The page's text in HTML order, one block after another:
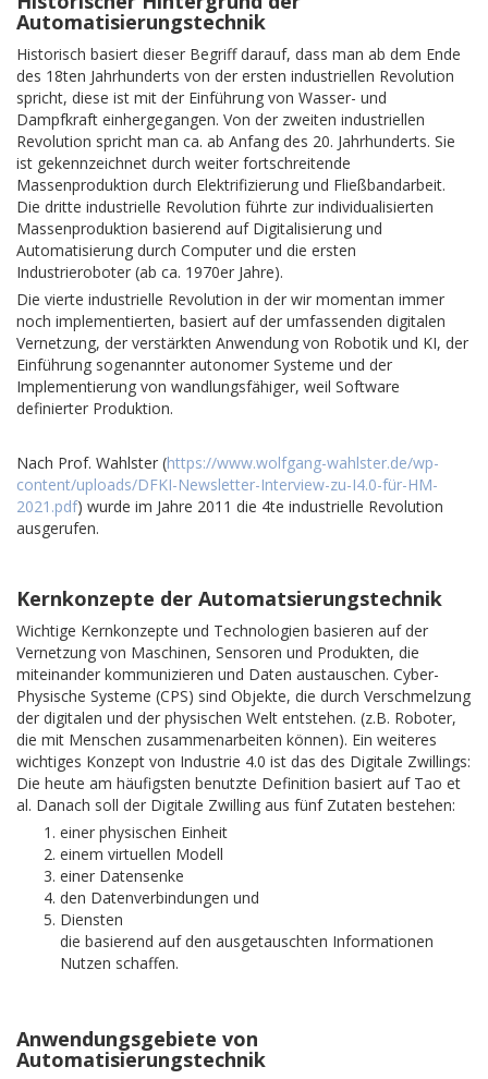
Automatisierungstechnik
Historisch basiert dieser Begriff darauf, dass man ab dem Ende
des 18ten Jahrhunderts von der ersten industriellen Revolution
spricht, diese ist mit der Einführung von Wasser- und
Dampfkraft einhergegangen. Von der zweiten industriellen
Revolution spricht man ca. ab Anfang des 20. Jahrhunderts. Sie
ist gekennzeichnet durch weiter fortschreitende
Massenproduktion durch Elektrifizierung und Fließbandarbeit.
Die dritte industrielle Revolution führte zur individualisierten
Massenproduktion basierend auf Digitalisierung und
Automatisierung durch Computer und die ersten
Industrieroboter (ab ca. 1970er Jahre).
Die vierte industrielle Revolution in der wir momentan immer
noch implementierten, basiert auf der umfassenden digitalen
Vernetzung, der verstärkten Anwendung von Robotik und KI, der
Einführung sogenannter autonomer Systeme und der
Implementierung von wandlungsfähiger, weil Software
definierter Produktion.
Nach Prof. Wahlster (https://www.wolfgang-wahlster.de/wp-
content/uploads/DFKI-Newsletter-Interview-zu-I4.0-für-HM-
2021.pdf) wurde im Jahre 2011 die 4te industrielle Revolution
ausgerufen.
Kernkonzepte der Automatsierungstechnik
Wichtige Kernkonzepte und Technologien basieren auf der
Vernetzung von Maschinen, Sensoren und Produkten, die
miteinander kommunizieren und Daten austauschen. Cyber-
Physische Systeme (CPS) sind Objekte, die durch Verschmelzung
der digitalen und der physischen Welt entstehen. (z.B. Roboter,
die mit Menschen zusammenarbeiten können). Ein weiteres
wichtiges Konzept von Industrie 4.0 ist das des Digitale Zwillings:
Die heute am häufigsten benutzte Definition basiert auf Tao et
al. Danach soll der Digitale Zwilling aus fünf Zutaten bestehen:
einer physischen Einheit
einem virtuellen Modell
einer Datensenke
den Datenverbindungen und
Diensten
die basierend auf den ausgetauschten Informationen
Nutzen schaffen.
Anwendungsgebiete von
Automatisierungstechnik